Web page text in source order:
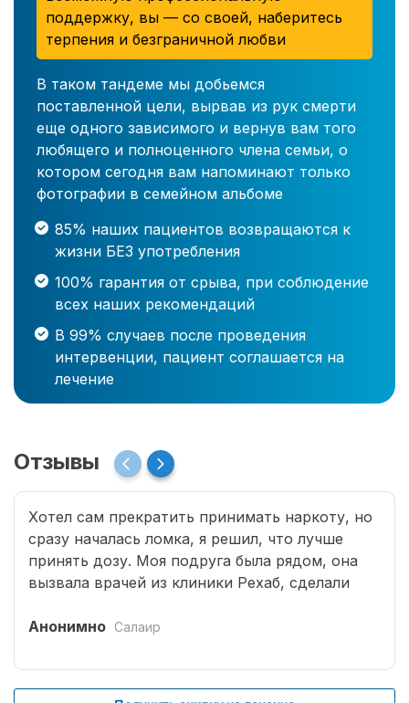
поддержку, вы — со своей, наберитесь
терпения и безграничной любви
В таком тандеме мы добьемся
поставленной цели, вырвав из рук смерти
еще одного зависимого и вернув вам того
любящего и полноценного члена семьи, о
котором сегодня вам напоминают только
фотографии в семейном альбоме
85% наших пациентов возвращаются к
жизни БЕЗ употребления
100% гарантия от срыва, при соблюдение
всех наших рекомендаций
В 99% случаев после проведения
интервенции, пациент соглашается на
лечение
Отзывы
Хотел сам прекратить принимать наркоту, но
сразу началась ломка, я решил, что лучше
принять дозу. Моя подруга была рядом, она
вызвала врачей из клиники Рехаб, сделали
что надо там пролечиться основательно.
Анонимно Салаир